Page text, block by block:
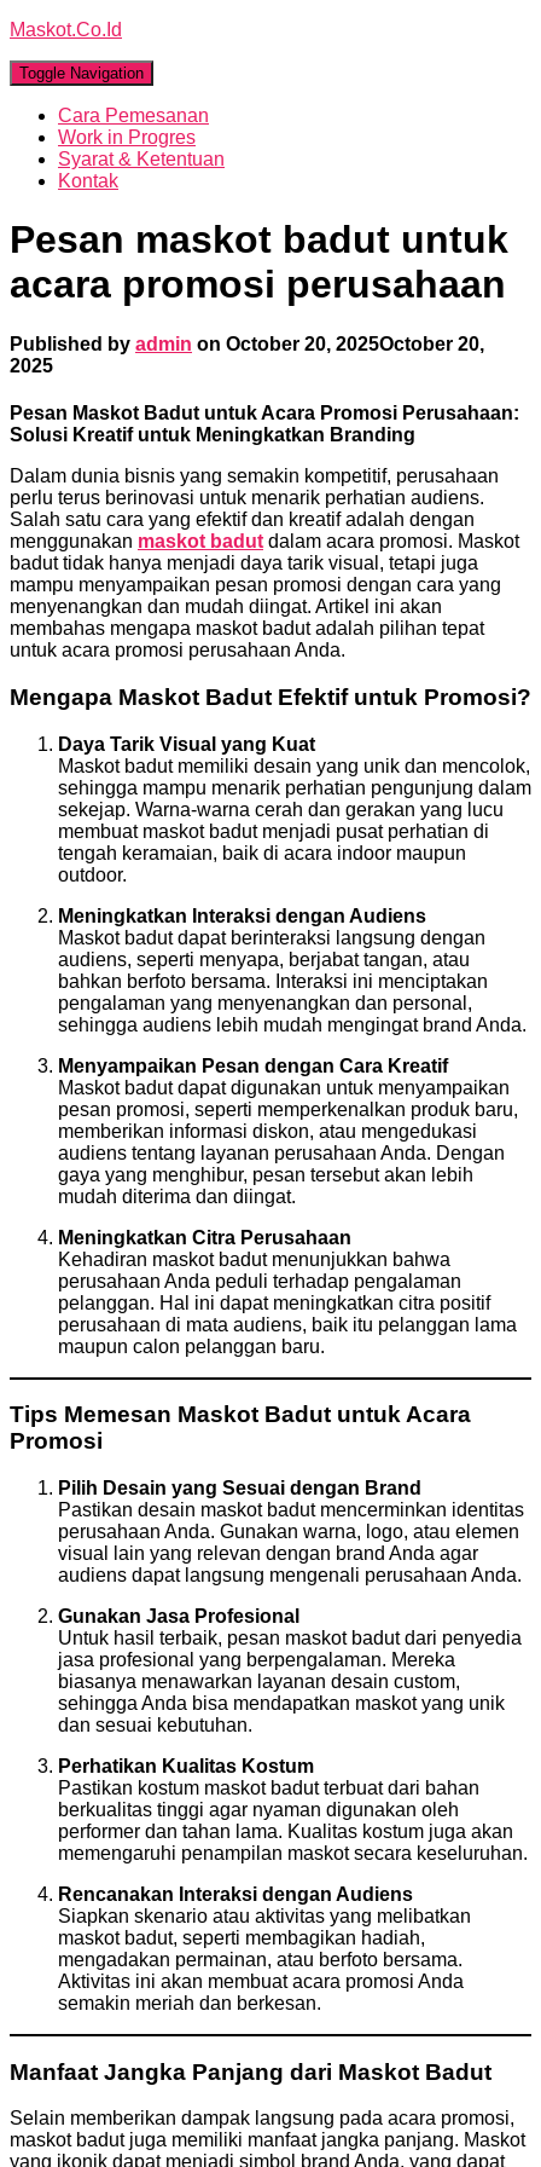
Maskot.Co.Id
Toggle Navigation
Cara Pemesanan
Work in Progres
Syarat & Ketentuan
Kontak
Pesan maskot badut untuk
acara promosi perusahaan
Published by admin on October 20, 2025October 20,
2025
Pesan Maskot Badut untuk Acara Promosi Perusahaan:
Solusi Kreatif untuk Meningkatkan Branding
Dalam dunia bisnis yang semakin kompetitif, perusahaan
perlu terus berinovasi untuk menarik perhatian audiens.
Salah satu cara yang efektif dan kreatif adalah dengan
menggunakan maskot badut dalam acara promosi. Maskot
badut tidak hanya menjadi daya tarik visual, tetapi juga
mampu menyampaikan pesan promosi dengan cara yang
menyenangkan dan mudah diingat. Artikel ini akan
membahas mengapa maskot badut adalah pilihan tepat
untuk acara promosi perusahaan Anda.
Mengapa Maskot Badut Efektif untuk Promosi?
Daya Tarik Visual yang Kuat
Maskot badut memiliki desain yang unik dan mencolok,
sehingga mampu menarik perhatian pengunjung dalam
sekejap. Warna-warna cerah dan gerakan yang lucu
membuat maskot badut menjadi pusat perhatian di
tengah keramaian, baik di acara indoor maupun
outdoor.
Meningkatkan Interaksi dengan Audiens
Maskot badut dapat berinteraksi langsung dengan
audiens, seperti menyapa, berjabat tangan, atau
bahkan berfoto bersama. Interaksi ini menciptakan
pengalaman yang menyenangkan dan personal,
sehingga audiens lebih mudah mengingat brand Anda.
Menyampaikan Pesan dengan Cara Kreatif
Maskot badut dapat digunakan untuk menyampaikan
pesan promosi, seperti memperkenalkan produk baru,
memberikan informasi diskon, atau mengedukasi
audiens tentang layanan perusahaan Anda. Dengan
gaya yang menghibur, pesan tersebut akan lebih
mudah diterima dan diingat.
Meningkatkan Citra Perusahaan
Kehadiran maskot badut menunjukkan bahwa
perusahaan Anda peduli terhadap pengalaman
pelanggan. Hal ini dapat meningkatkan citra positif
perusahaan di mata audiens, baik itu pelanggan lama
maupun calon pelanggan baru.
Tips Memesan Maskot Badut untuk Acara
Promosi
Pilih Desain yang Sesuai dengan Brand
Pastikan desain maskot badut mencerminkan identitas
perusahaan Anda. Gunakan warna, logo, atau elemen
visual lain yang relevan dengan brand Anda agar
audiens dapat langsung mengenali perusahaan Anda.
Gunakan Jasa Profesional
Untuk hasil terbaik, pesan maskot badut dari penyedia
jasa profesional yang berpengalaman. Mereka
biasanya menawarkan layanan desain custom,
sehingga Anda bisa mendapatkan maskot yang unik
dan sesuai kebutuhan.
Perhatikan Kualitas Kostum
Pastikan kostum maskot badut terbuat dari bahan
berkualitas tinggi agar nyaman digunakan oleh
performer dan tahan lama. Kualitas kostum juga akan
memengaruhi penampilan maskot secara keseluruhan.
Rencanakan Interaksi dengan Audiens
Siapkan skenario atau aktivitas yang melibatkan
maskot badut, seperti membagikan hadiah,
mengadakan permainan, atau berfoto bersama.
Aktivitas ini akan membuat acara promosi Anda
semakin meriah dan berkesan.
Manfaat Jangka Panjang dari Maskot Badut
Selain memberikan dampak langsung pada acara promosi,
maskot badut juga memiliki manfaat jangka panjang. Maskot
yang ikonik dapat menjadi simbol brand Anda, yang dapat